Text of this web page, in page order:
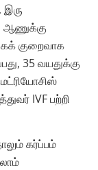
இரு
ஆணுக்கு
குறைவாக
35 வயதுக்கு
IVF பற்றி
கர்ப்பம்